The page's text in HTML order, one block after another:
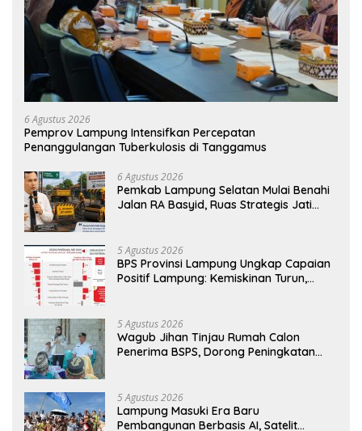
6 Agustus 2026
Pemprov Lampung Intensifkan Percepatan
Penanggulangan Tuberkulosis di Tanggamus
6 Agustus 2026
Pemkab Lampung Selatan Mulai Benahi
Jalan RA Basyid, Ruas Strategis Jati
5 Agustus 2026
BPS Provinsi Lampung Ungkap Capaian
Positif Lampung: Kemiskinan Turun,
5 Agustus 2026
Wagub Jihan Tinjau Rumah Calon
Penerima BSPS, Dorong Peningkatan
5 Agustus 2026
Lampung Masuki Era Baru
Pembangunan Berbasis AI, Satelit